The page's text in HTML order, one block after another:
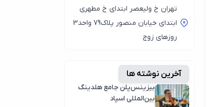
تهران خ ولیعصر ابتدای خ مطهری
ابتدای خیابان منصور پلاک79 واحد3
روزهای زوج
آخرین نوشته ها
بیزینس‌پلن جامع هلدینگ
بین‌المللی اسپاد